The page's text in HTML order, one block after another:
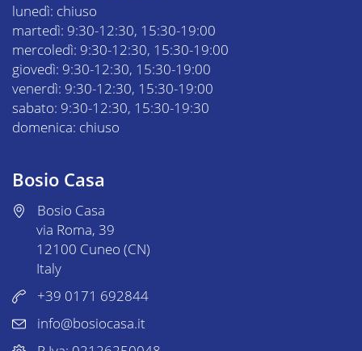
lunedì: chiuso
martedì: 9:30-12:30, 15:30-19:00
mercoledì: 9:30-12:30, 15:30-19:00
giovedì: 9:30-12:30, 15:30-19:00
venerdì: 9:30-12:30, 15:30-19:00
sabato: 9:30-12:30, 15:30-19:30
domenica: chiuso
Bosio Casa
Bosio Casa
via Roma, 39
12100 Cuneo (CN)
Italy
+39 0171 692844
info@bosiocasa.it